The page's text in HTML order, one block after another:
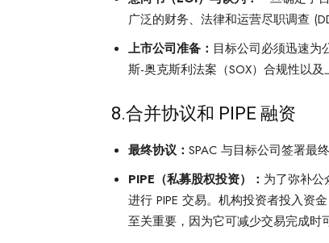
广泛的财务、法律和运营尽职调查
上市公司准备： 目标公司必须迅速为
斯-奥克斯利法案（SOX）合规性以及
8.合并协议和 PIPE 融资
最终协议： SPAC 与目标公司签署最
PIPE（私募股权投资）： 为了弥补公
进行 PIPE 交易。机构投资者投入资
至关重要，因为它可减少交易完成时